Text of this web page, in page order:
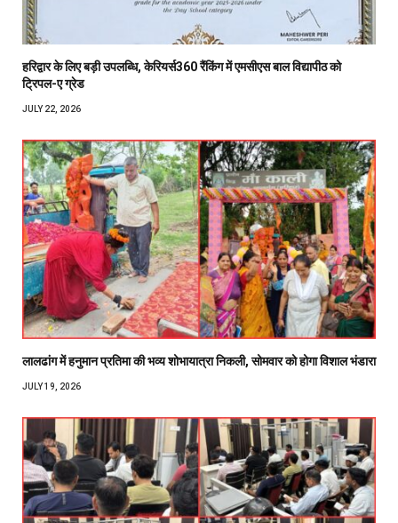
हरिद्वार के लिए बड़ी उपलब्धि, केरियर्स360 रैंकिंग में एमसीएस बाल विद्यापीठ को
ट्रिपल-ए ग्रेड
JULY 22, 2026
लालढांग में हनुमान प्रतिमा की भव्य शोभायात्रा निकली, सोमवार को होगा विशाल भंडारा
JULY 19, 2026